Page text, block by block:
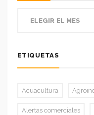
ETIQUETAS
Acuacultura
Alertas comerciales